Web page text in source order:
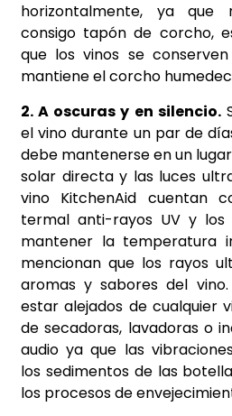
horizontalmente, ya que
consigo tapón de corcho,
que los vinos se
mantiene el corcho
2. A oscuras y en silencio.
el vino durante un par de
debe mantenerse en un
solar directa y las luces
vino KitchenAid cuentan
termal anti-rayos UV y
mantener la temperatura
mencionan que los rayos
aromas y sabores del
estar alejados de cualquier
de secadoras, lavadoras o
audio ya que las
los sedimentos de las
los procesos de